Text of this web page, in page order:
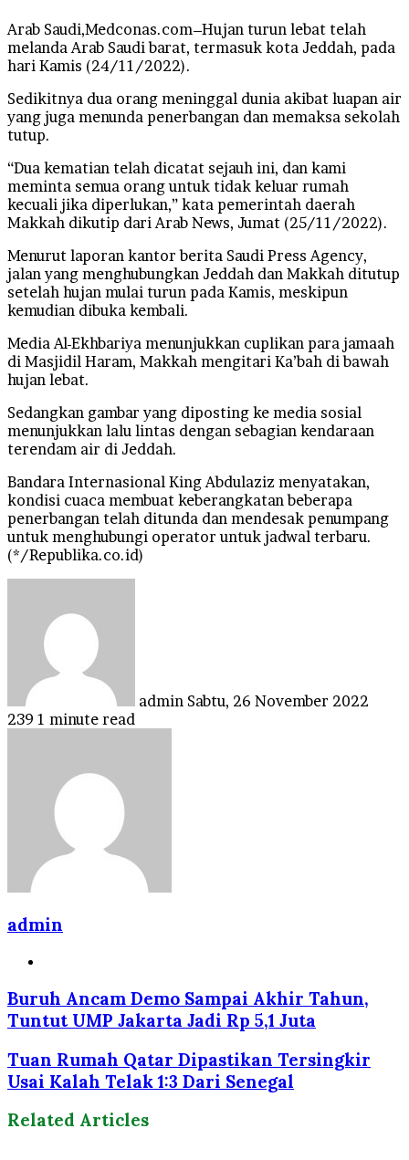
Arab Saudi,Medconas.com–Hujan turun lebat telah
melanda Arab Saudi barat, termasuk kota Jeddah, pada
hari Kamis (24/11/2022).
Sedikitnya dua orang meninggal dunia akibat luapan air
yang juga menunda penerbangan dan memaksa sekolah
tutup.
“Dua kematian telah dicatat sejauh ini, dan kami
meminta semua orang untuk tidak keluar rumah
kecuali jika diperlukan,” kata pemerintah daerah
Makkah dikutip dari Arab News, Jumat (25/11/2022).
Menurut laporan kantor berita Saudi Press Agency,
jalan yang menghubungkan Jeddah dan Makkah ditutup
setelah hujan mulai turun pada Kamis, meskipun
kemudian dibuka kembali.
Media Al-Ekhbariya menunjukkan cuplikan para jamaah
di Masjidil Haram, Makkah mengitari Ka’bah di bawah
hujan lebat.
Sedangkan gambar yang diposting ke media sosial
menunjukkan lalu lintas dengan sebagian kendaraan
terendam air di Jeddah.
Bandara Internasional King Abdulaziz menyatakan,
kondisi cuaca membuat keberangkatan beberapa
penerbangan telah ditunda dan mendesak penumpang
untuk menghubungi operator untuk jadwal terbaru.
(*/Republika.co.id)
admin Sabtu, 26 November 2022
239 1 minute read
admin
Buruh Ancam Demo Sampai Akhir Tahun,
Tuntut UMP Jakarta Jadi Rp 5,1 Juta
Tuan Rumah Qatar Dipastikan Tersingkir
Usai Kalah Telak 1:3 Dari Senegal
Related Articles